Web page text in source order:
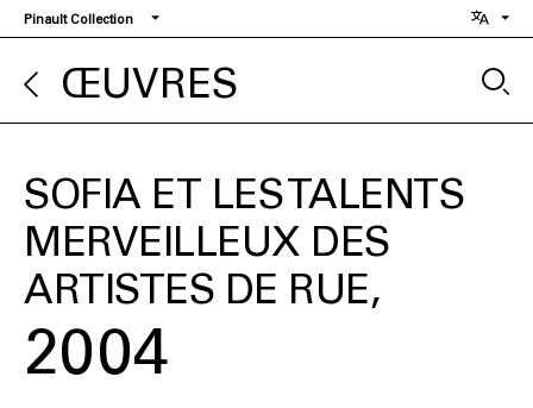
Aller
au
contenu
principal
Pinault Collection
ŒUVRES
SOFIA ET LES TALENTS
MERVEILLEUX DES
ARTISTES DE RUE
2004